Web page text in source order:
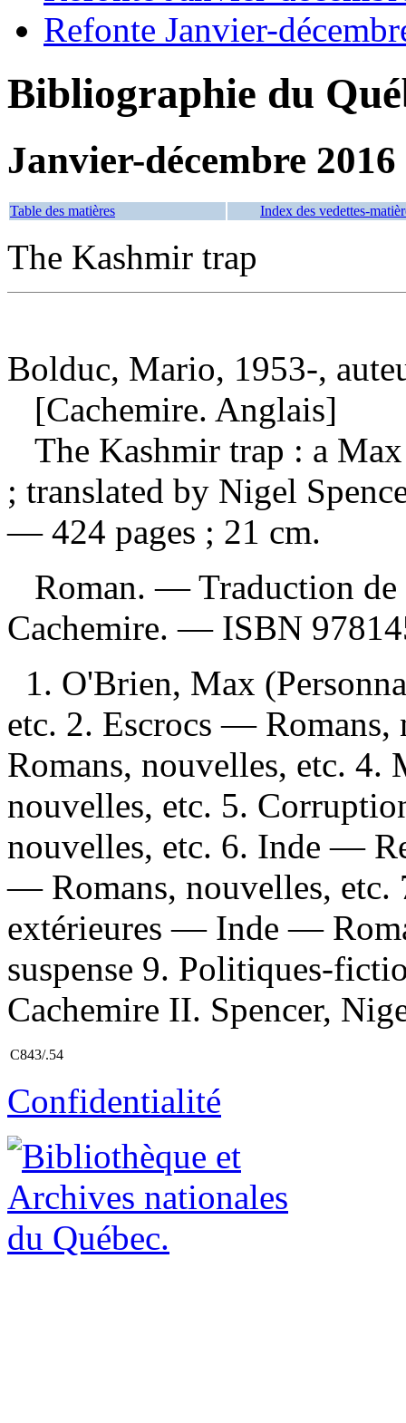
Refonte Janvier-
Bibliographie du
Janvier-décembre 2016
Table des matières Index des vedettes-
The Kashmir trap
Bolduc, Mario, 1953-,
[Cachemire. Anglais]
The Kashmir trap : a
; translated by Nigel
— 424 pages ; 21 cm.
Roman. —Traduction
Cachemire. — ISBN
1. O'Brien, Max
etc. 2. Escrocs —
Romans, nouvelles, etc.
nouvelles, etc. 5.
nouvelles, etc. 6. Inde —
— Romans, nouvelles,
extérieures — Inde —
suspense 9. Politiques-
Cachemire II. Spencer,
C843/.54
Confidentialité